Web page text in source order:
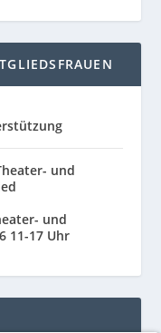
und
11-17 Uhr